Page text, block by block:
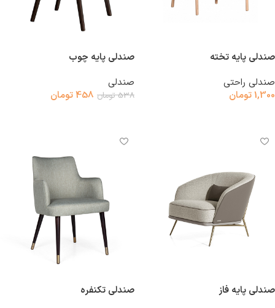
صندلی پایه تخته
صندلی راحتی
1,300تومان
صندلی پایه چوب
صندلی
538تومان 458تومان
صندلی پایه فاز
صندلی تکنفره